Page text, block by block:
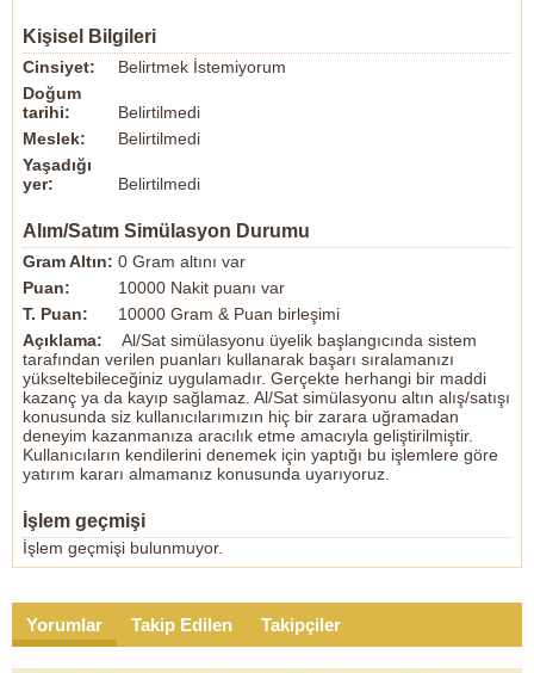
Kişisel Bilgileri
Cinsiyet:
Belirtmek İstemiyorum
Doğum
tarihi:
Belirtilmedi
Meslek:
Belirtilmedi
Yaşadığı
yer:
Belirtilmedi
Alım/Satım Simülasyon Durumu
Gram Altın: 0 Gram altını var
Puan:
10000 Nakit puanı var
T. Puan:
10000 Gram & Puan birleşimi
Açıklama:
Al/Sat simülasyonu üyelik başlangıcında sistem
tarafından verilen puanları kullanarak başarı sıralamanızı
yükseltebileceğiniz uygulamadır. Gerçekte herhangi bir maddi
kazanç ya da kayıp sağlamaz. Al/Sat simülasyonu altın alış/satışı
konusunda siz kullanıcılarımızın hiç bir zarara uğramadan
deneyim kazanmanıza aracılık etme amacıyla geliştirilmiştir.
Kullanıcıların kendilerini denemek için yaptığı bu işlemlere göre
yatırım kararı almamanız konusunda uyarıyoruz.
İşlem geçmişi
İşlem geçmişi bulunmuyor.
Yorumlar Takip Edilen Takipçiler